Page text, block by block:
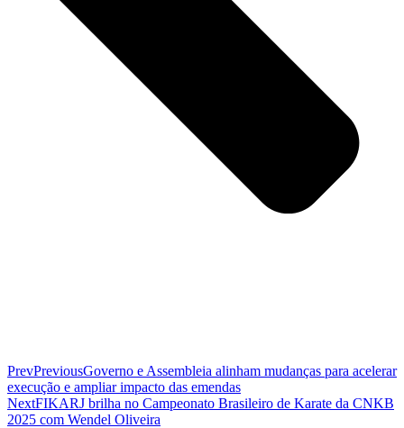
PrevPreviousGoverno e Assembleia alinham mudanças para acelerar
execução e ampliar impacto das emendas
NextFIKARJ brilha no Campeonato Brasileiro de Karate da CNKB
2025 com Wendel Oliveira